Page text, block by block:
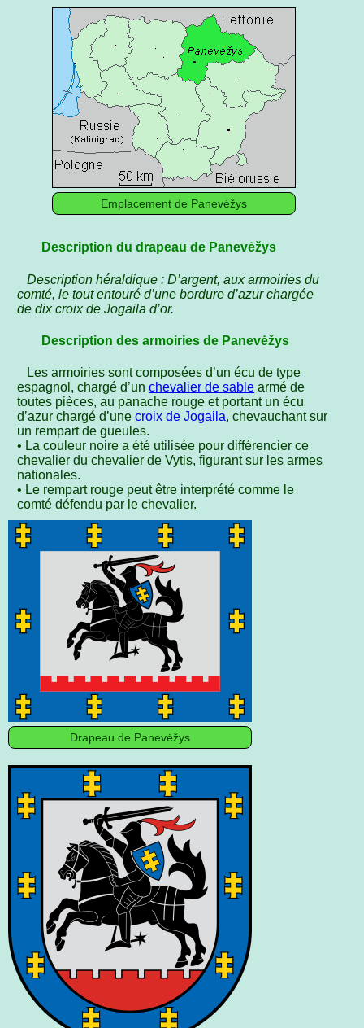
Emplacement de Panevėžys
Description du drapeau de Panevėžys
Description héraldique : D’argent, aux armoiries du
comté, le tout entouré d’une bordure d’azur chargée
de dix croix de Jogaila d’or.
Description des armoiries de Panevėžys
Les armoiries sont composées d’un écu de type
espagnol, chargé d’unchevalier de sable armé de
toutes pièces, au panache rouge et portant un écu
d’azur chargé d’unecroix de Jogaila, chevauchant sur
un rempart de gueules.
• La couleur noire a été utilisée pour différencier ce
chevalier du chevalier de Vytis, figurant sur les armes
nationales.
• Le rempart rouge peut être interprété comme le
comté défendu par le chevalier.
Drapeau de Panevėžys